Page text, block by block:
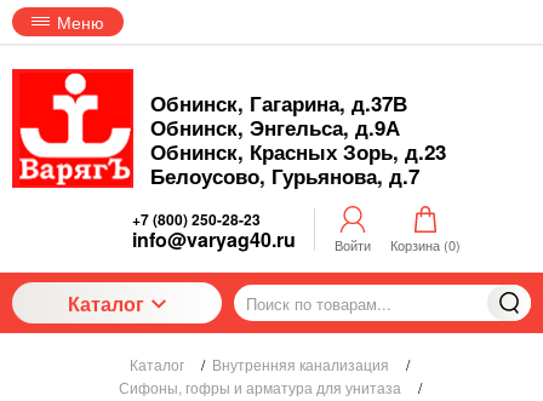
Меню
Обнинск, Гагарина, д.37В
Обнинск, Энгельса, д.9А
Обнинск, Красных Зорь, д.23
Белоусово, Гурьянова, д.7
+7 (800) 250-28-23
info@varyag40.ru Войти Корзина (0)
Каталог
Каталог / Внутренняя канализация
/
Сифоны, гофры и арматура для унитаза
/